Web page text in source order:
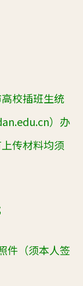
校插班生统
）办
传材料均须
件（须本人签